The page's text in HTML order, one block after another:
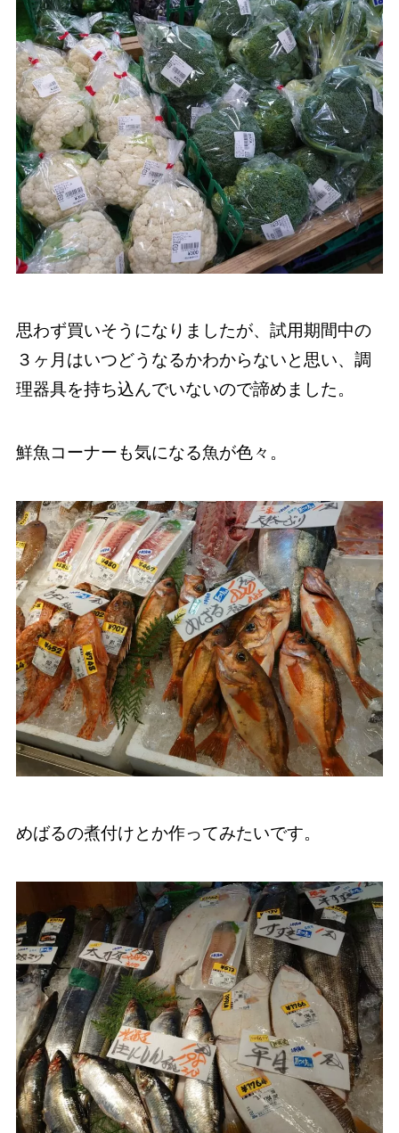
思わず買いそうになりましたが、試用期間中の
３ヶ月はいつどうなるかわからないと思い、調
理器具を持ち込んでいないので諦めました。
鮮魚コーナーも気になる魚が色々。
めばるの煮付けとか作ってみたいです。